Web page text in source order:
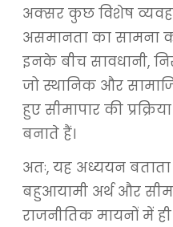
अक्सर कुछ विशेष
असमानता का सामना
इनके बीच सावधानी,
जो स्थानिक और
हुए सीमापार की
बनाते हैं।
अतः, यह अध्ययन बताता
बहुआयामी अर्थ और
राजनीतिक मायनों में